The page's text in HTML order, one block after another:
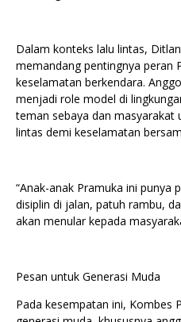
Dalam konteks lalu lintas,
memandang pentingnya peran
keselamatan berkendara.
menjadi role model di
teman sebaya dan masyarakat
lintas demi keselamatan
“Anak-anak Pramuka ini punya
disiplin di jalan, patuh rambu,
akan menular kepada
Pesan untuk Generasi Muda
Pada kesempatan ini, Kombes